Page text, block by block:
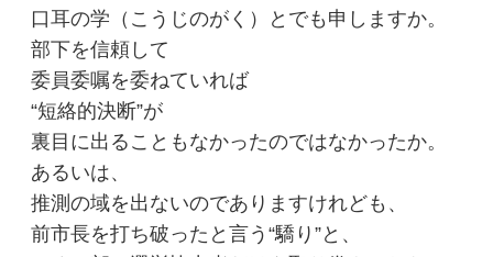
口耳の学（こうじのがく）とでも申しますか。
部下を信頼して
委員委嘱を委ねていれば
“短絡的決断”が
裏目に出ることもなかったのではなかったか。
あるいは、
推測の域を出ないのでありますけれども、
前市長を打ち破ったと言う“驕り”と、